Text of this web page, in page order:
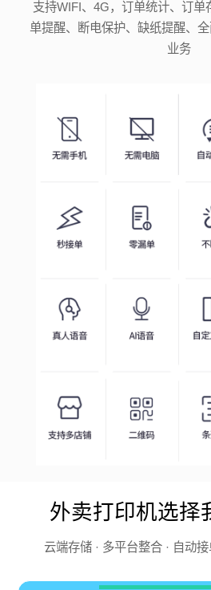
支持WIFI、4G，订单统计、订单
单提醒、断电保护、缺纸提醒、
业务
外卖打印机选择
云端存储 · 多平台整合 · 自动